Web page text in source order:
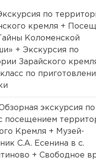
по
кремля +
Коломенской
+ Экскурсия по
Зарайского
по
экскурсия по
посещением
Кремля + Музей-
С.А. Есенина в с.
+ Свободное